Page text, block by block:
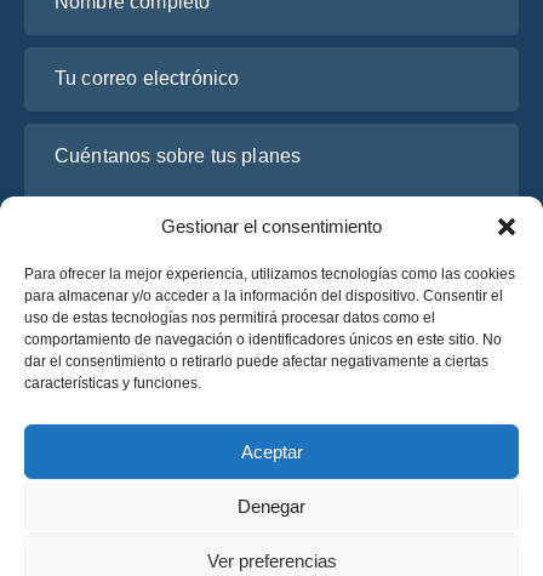
Gestionar el consentimiento
Para ofrecer la mejor experiencia, utilizamos tecnologías como las cookies
para almacenar y/o acceder a la información del dispositivo. Consentir el
uso de estas tecnologías nos permitirá procesar datos como el
comportamiento de navegación o identificadores únicos en este sitio. No
dar el consentimiento o retirarlo puede afectar negativamente a ciertas
características y funciones.
Aceptar
Denegar
Ver preferencias
He leído y acepto la
Solicite un presupuesto
Solicite un presupuesto